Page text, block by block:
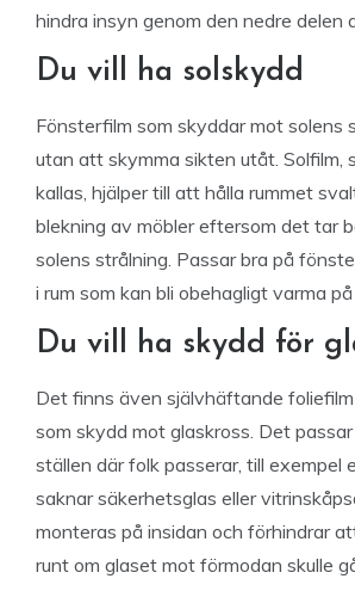
hindra insyn genom den nedre delen
Du vill ha solskydd
Fönsterfilm som skyddar mot solens
utan att skymma sikten utåt. Solfilm,
kallas, hjälper till att hålla rummet
blekning av möbler eftersom det tar
solens strålning. Passar bra på
i rum som kan bli obehagligt varma
Du vill ha skydd för
Det finns även självhäftande
som skydd mot glaskross. Det
ställen där folk passerar, till exempel
saknar säkerhetsglas eller
monteras på insidan och förhindrar
runt om glaset mot förmodan skulle